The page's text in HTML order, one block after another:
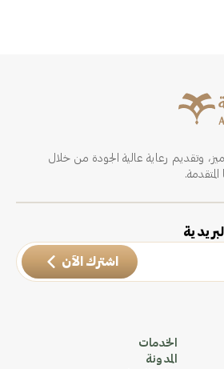
وتقديم رعاية عالية الجودة من خلال
المتقدمة.
اشترك الآن
الخدمات
المدونة